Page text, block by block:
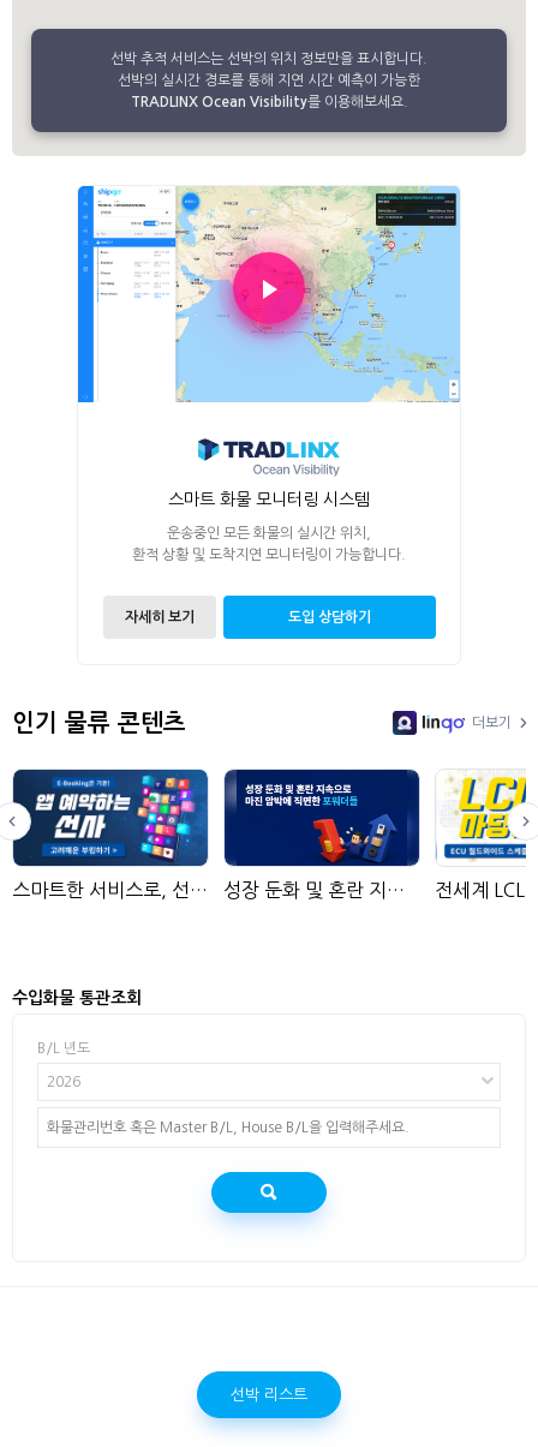
선박 추적 서비스는 선박의 위치 정보만을 표시합니다.
선박의 실시간 경로를 통해 지연 시간 예측이 가능한
TRADLINX Ocean Visibility를 이용해보세요.
스마트 화물 모니터링 시스템
운송중인 모든 화물의 실시간 위치,
환적 상황 및 도착지연 모니터링이 가능합니다.
자세히 보기 도입 상담하기
인기 물류 콘텐츠
LinGo
더보기
스마트한 서비스로, 선사 예약 쉽게! 성장 둔화 및 혼란 지속으로 마진 압박에 직면한 포워더들
수입화물 통관조회
B/L 년도
2026
선박 리스트